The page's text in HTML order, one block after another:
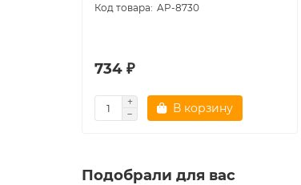
AP-8730
734 ₽
В корзину
Подобрали для вас